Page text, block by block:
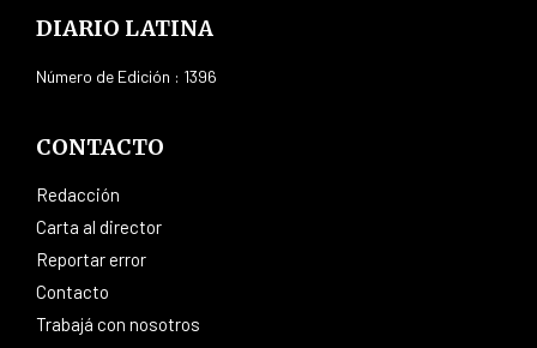
DIARIO LATINA
Número de Edición : 1396
CONTACTO
Redacción
Carta al director
Reportar error
Contacto
Trabajá con nosotros